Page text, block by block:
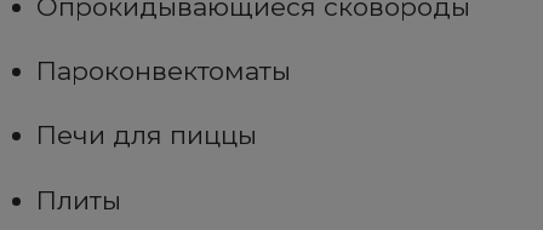
Опрокидывающиеся сковороды
Пароконвектоматы
Печи для пиццы
Плиты